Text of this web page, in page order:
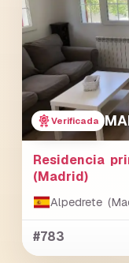
Verificada
Residencia
(Madrid)
Alpedrete
#783